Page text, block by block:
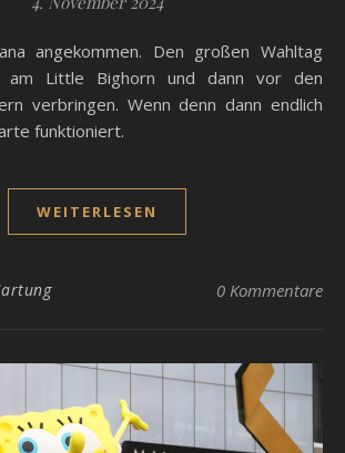
am Little Bighorn und dann vor den
verbringen. Wenn denn dann endlich
funktioniert.
WEITERLESEN
0 Kommentare